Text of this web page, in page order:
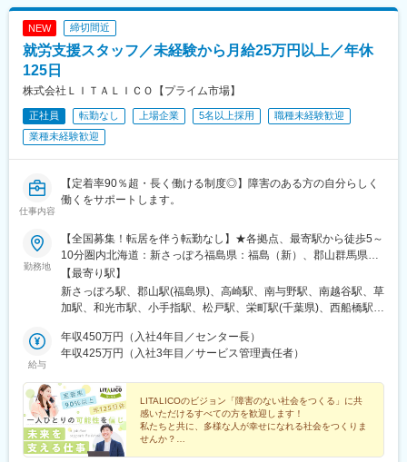
す。
私たちと一緒に、東北地方の産業発展と社会の「当たり前」を支
えるやりがいのある仕事に挑戦してみませんか。
貢献することがヤクルトの原点です。国際事業のさらなる飛躍を
目指しています。
本社で研修実施後に、約１年間国内乳製品工場（全国5工場のいず
けて頂き、その後海外工場に赴任予定となります。（国内研修期
間は経験・スキルにより１年以上の可能性もあり）
海外工場には日本人が2～3名程おり、工場長・副工場長・部長な
どの管理ポジションを担っております。
■採用背景
ヤクルト本社は現地生産、現地販売を基本とする「現地主義」の
もと、グローバル化を進めています。アジア、オセアニア、米
州、ヨーロッパなど世界各地に工場を有しており、海外事業を推
進するために今回増員採用となります。
■グローバル戦略：
世界中の人々に健康を届けるために、現地生産、現地販売を基本
とする「現地主義」でヤクルトブランドのグローバル化を進め、
ア、オセアニア、米州、ヨーロッパへネットワークを広げ、海外
における乳製品の販売本数は、2025年には1日3,800万本に到達。
2030年までに世界で5,250万本を目標にかかげさらなる成長を目
指しています。
NEW 締切間近
就労支援スタッフ／未経験から月給25万円以上／年休
125日
株式会社ＬＩＴＡＬＩＣＯ【プライム市場】
正社員 転勤なし 上場企業 5名以上採用
職種未経験歓迎
業種未経験歓迎
仕事内容
【定着率90％超・長く働ける制度◎】障害のある方の自分らしく
働くをサポートします。
勤務地
【全国募集！転居を伴う転勤なし】★各拠点、最寄駅から徒歩5～
10分圏内北海道：新さっぽろ福島県：福島（新）、郡山群馬県：
高崎東口埼玉県：さいたま浦和、和光、小手指、南越谷、草加、
朝霞台（新）千葉県：千葉中央公園、柏西口、西船橋、松戸西口
中通、市原（新）東京都：水道橋、錦糸町、上野（新）、秋葉
浜都築、川崎、川崎駅前南、二俣川、本厚木、横須賀（新）、大
和（新）、小田原（新）長野県：松本（新）静岡県：静岡、富士
宮、名古屋金山、豊田岐阜県：岐阜大阪府：大阪梅田、住道奈良
県：奈良（新）京都府：京都駅前、京都駅南、山科醍醐、伏見桃
山、四条大宮、四条河原町、烏丸御池、宇治岡山県：倉敷広島
県：広島、広島駅南、広島横川、広島紙屋町・新＝新規開設拠
点。開設前、別拠点配属の可能性あり・詳細：『LITALICOワーク
【最寄り駅】
新さっぽろ駅、郡山駅(福島県)、高崎駅、南与野駅、南越谷駅、草
加駅、和光市駅、小手指駅、松戸駅、栄町駅(千葉県)、西船橋駅、
向原駅(東京都)、錦糸町駅、葛西駅、亀有駅、新小岩駅、センター
南駅、本厚木駅、川崎駅、京急川崎駅、二俣川駅、名鉄岐阜駅、
知県)、八事駅、豊田市駅、椥辻駅、京都河原町駅、大宮駅(京都
府)、京都駅、烏丸御池駅、東寺駅、桃山御陵前駅、宇治駅(奈良
線)、北新地駅、住道駅、倉敷市駅、横川駅、立町駅、広島駅、稲
荷町駅(広島県)、新札幌駅、新越谷駅、葭川公園駅、京成西船駅、
新橋駅、日暮里駅、秋葉原駅、九段下駅、大塚駅(東京都)、岐阜
給与
年収450万円（入社4年目／センター長）
年収425万円（入社3年目／サービス管理責任者）
LITALICOのビジョン「障害のない社会をつくる」に共
感いただけるすべての方を歓迎します！
私たちと共に、多様な人が幸せになれる社会をつくりま
せんか？